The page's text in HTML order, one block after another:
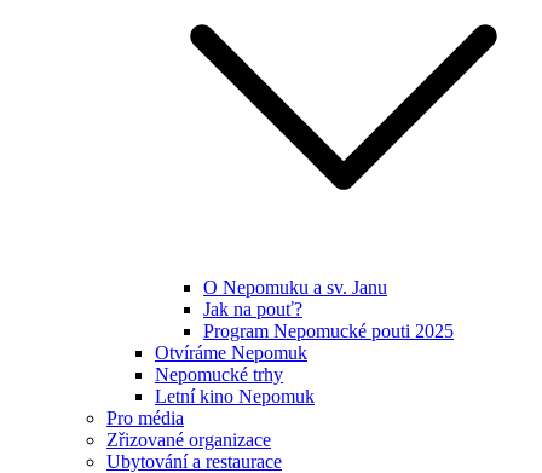
O Nepomuku a sv. Janu
Jak na pouť?
Program Nepomucké pouti 2025
Otvíráme Nepomuk
Nepomucké trhy
Letní kino Nepomuk
Pro média
Zřizované organizace
Ubytování a restaurace